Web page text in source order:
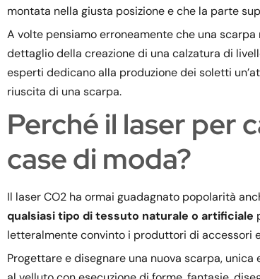
montata nella giusta posizione e che la parte
A volte pensiamo erroneamente che una
dettaglio della creazione di una calzatura di
esperti dedicano alla produzione dei soletti
riuscita di una scarpa.
Perché il laser per
case di moda?
Il laser CO2 ha ormai guadagnato popolarità
qualsiasi tipo di tessuto naturale o artificiale
letteralmente convinto i produttori di accessori
Progettare e disegnare una nuova scarpa,